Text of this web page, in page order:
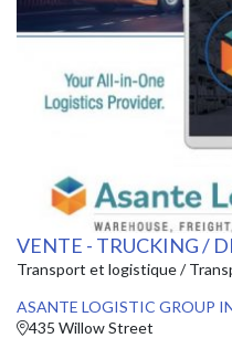
VENTE - TRUCKING /
Transport et logistique /
ASANTE LOGISTIC GROUP
435 Willow Street